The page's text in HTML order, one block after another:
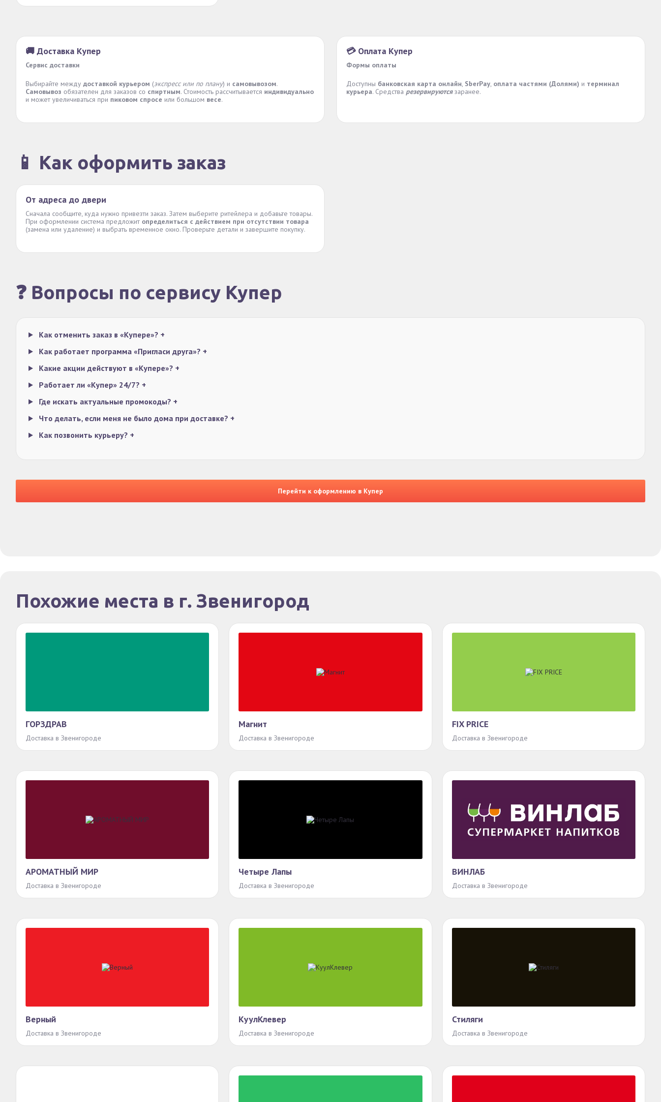
🚚 Доставка Купер
Сервис доставки
Выбирайте между доставкой курьером (экспресс или по плану) и самовывозом.
Самовывоз обязателен для заказов со спиртным. Стоимость рассчитывается индивидуально
и может увеличиваться при пиковом спросе или большом весе.
💳 Оплата Купер
Формы оплаты
Доступны банковская карта онлайн, SberPay, оплата частями (Долями) и терминал
курьера. Средства резервируютсязаранее.
📱 Как оформить заказ
От адреса до двери
Сначала сообщите, куда нужно привезти заказ. Затем выберите ритейлера и добавьте товары.
При оформлении система предложит определиться с действием при отсутствии товара
(замена или удаление) и выбрать временное окно. Проверьте детали и завершите покупку.
❓ Вопросы по сервису Купер
Как отменить заказ в «Купере»? +
Как работает программа «Пригласи друга»? +
Какие акции действуют в «Купере»? +
Работает ли «Купер» 24/7? +
Где искать актуальные промокоды? +
Что делать, если меня не было дома при доставке? +
Как позвонить курьеру? +
Перейти к оформлению в Купер
Похожие места в г. Звенигород
ГОРЗДРАВ
Доставка в Звенигороде
Магнит
Доставка в Звенигороде
FIX PRICE
Доставка в Звенигороде
АРОМАТНЫЙ МИР
Доставка в Звенигороде
Четыре Лапы
Доставка в Звенигороде
ВИНЛАБ
Доставка в Звенигороде
Верный
Доставка в Звенигороде
КуулКлевер
Доставка в Звенигороде
Стиляги
Доставка в Звенигороде